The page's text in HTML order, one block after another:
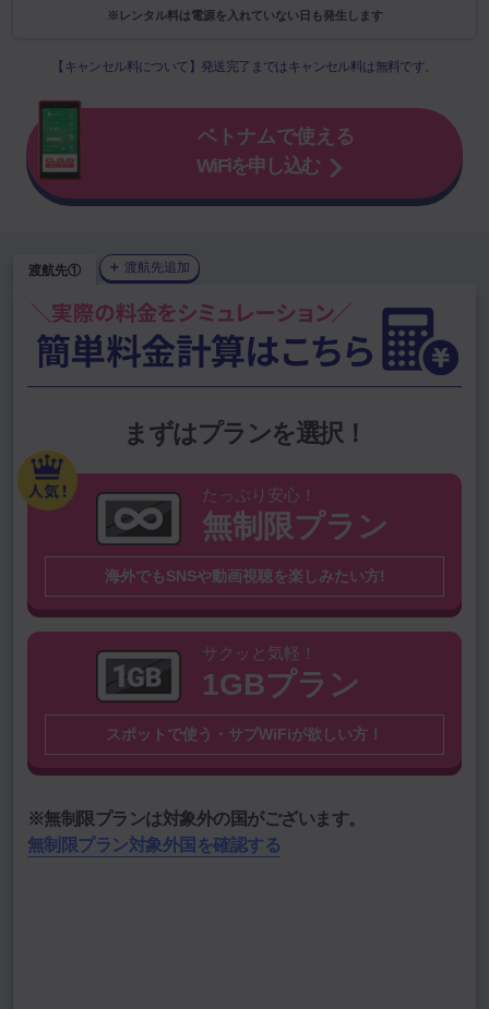
※レンタル料は電源を入れていない日も発生します
【キャンセル料について】発送完了まではキャンセル料は無料です。
ベトナムで使える
WiFiを申し込む
渡航先① ＋ 渡航先追加
まずはプランを選択！
たっぷり安心！
無制限プラン
海外でもSNSや動画視聴を楽しみたい方!
サクッと気軽！
1GBプラン
スポットで使う・サブWiFiが欲しい方！
※無制限プランは対象外の国がございます。
無制限プラン対象外国を確認する
1GBプランを選択中 プランを変更
上位渡航国から選ぶ
韓国（大韓民
国）
中国（中華人民
共和国）
タイ ハワイ ベトナム
オーストラリア スペイン
その他の国を検索
※無制限プラン対象外国はこちら
渡航期間を選択